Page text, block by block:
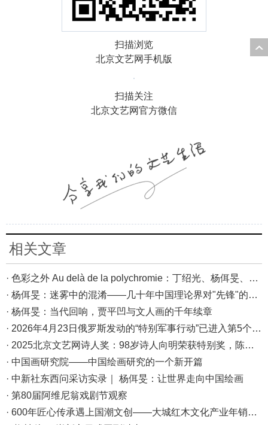
扫描浏览
北京文艺网手机版
扫描关注
北京文艺网官方微信
相关文章
· 色彩之外 Au delà de la polychromie：丁绍光、杨佴旻、Alain Cardenas·Castro巴黎展
· 杨佴旻：迷雾中的混淆——几十年中国理论界对"先锋"的误读，对创作的误导
· 杨佴旻：当代回响，贾平凹与文人画的千年续章
· 2026年4月23日俄罗斯发动的“特别军事行动”已进入第5个年头，俄乌局势最新综述
· 2025北京文艺网诗人奖：98岁诗人向明荣获特别奖，陈东东荣获诗人奖，茱萸荣获年度诗人奖！
· 中国画研究院——中国绘画研究的一个新开篇
· 中新社东西问采访实录｜ 杨佴旻：让世界走向中国绘画
· 第80届阿维尼翁戏剧节观察
· 600年匠心传承遇上国潮文创——大城红木文化产业年销80亿的“火”与“活”